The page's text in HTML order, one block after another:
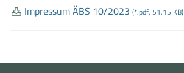
Impressum ÄBS 10/2023 (*.pdf, 51.15 KB)